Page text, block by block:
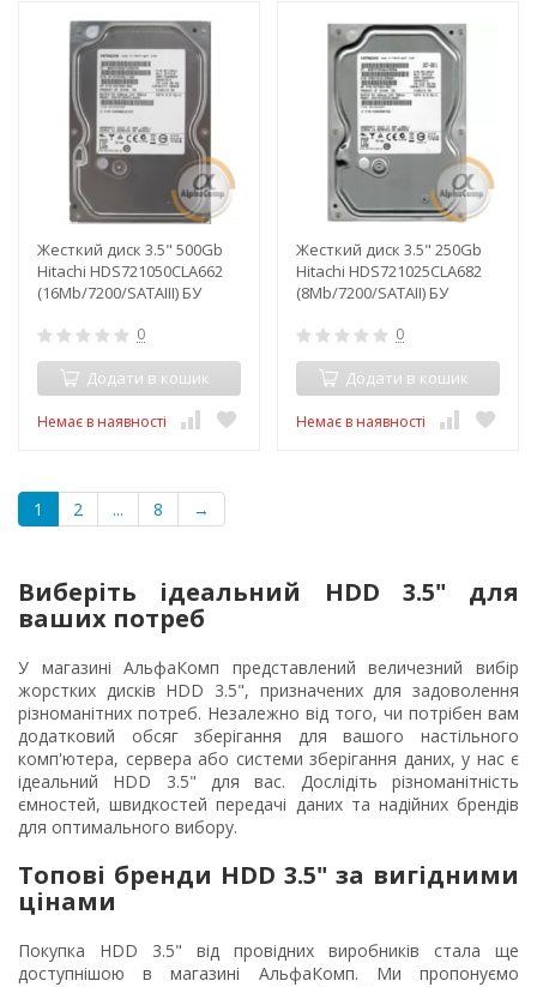
Жесткий диск 3.5" 500Gb
Hitachi HDS721050CLA662
(16Mb/7200/SATAIII) БУ
0
Додати в кошик
Немає в наявності
Жесткий диск 3.5" 250Gb
Hitachi HDS721025CLA682
(8Mb/7200/SATAII) БУ
0
Додати в кошик
Немає в наявності
1 2 ... 8 →
Виберіть ідеальний HDD 3.5" для
ваших потреб
У магазині АльфаКомп представлений величезний вибір
жорстких дисків HDD 3.5", призначених для задоволення
різноманітних потреб. Незалежно від того, чи потрібен вам
додатковий обсяг зберігання для вашого настільного
комп'ютера, сервера або системи зберігання даних, у нас є
ідеальний HDD 3.5" для вас. Дослідіть різноманітність
ємностей, швидкостей передачі даних та надійних брендів
для оптимального вибору.
Топові бренди HDD 3.5" за вигідними
цінами
Покупка HDD 3.5" від провідних виробників стала ще
доступнішою в магазині АльфаКомп. Ми пропонуємо